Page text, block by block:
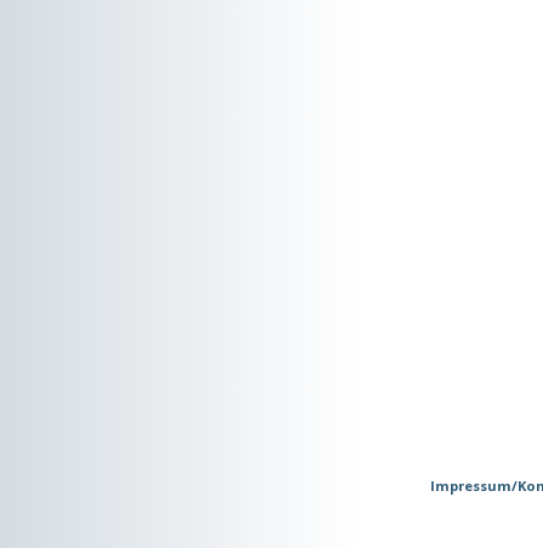
Impressum/